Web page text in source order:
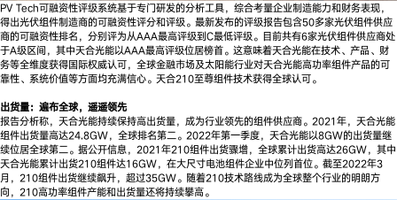
PV Tech可融资性评级系统基于专门研发的分析工具，综合考量企业制造能力和财务表现，
得出光伏组件制造商的可融资性评分和评级。最新发布的评级报告包含50多家光伏组件供应
商的可融资性排名，分别评为从AAA最高评级到C最低评级。目前共有6家光伏组件供应商处
于A级区间，其中天合光能以AAA最高评级位居榜首。这意味着天合光能在技术、产品、财
务等全维度获得国际权威认可，全球金融市场及太阳能行业对天合光能高功率组件产品的可
靠性、系统价值等方面均充满信心。天合210至尊组件技术获得全球认可。
出货量：遍布全球，遥遥领先
报告分析称，天合光能持续保持高出货量，成为行业领先的组件供应商。2021年，天合光能
组件出货量高达24.8GW，全球排名第二。2022年第一季度，天合光能以8GW的出货量继
续位居全球第二。据公开信息，2021年210组件出货骤增，全球累计出货高达26GW，其中
天合光能累计出货210组件达16GW，在大尺寸电池组件企业中位列首位。截至2022年3
月，210组件出货继续飙升，超过35GW。随着210技术路线成为全球整个行业的明朗方
向，210高功率组件产能和出货量还将持续攀高。